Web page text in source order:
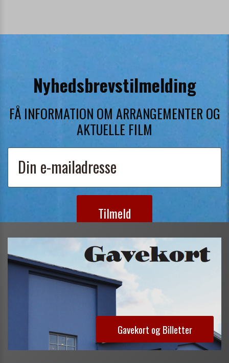
Nyhedsbrevstilmelding
FÅ INFORMATION OM ARRANGEMENTER OG
AKTUELLE FILM
Tilmeld
Gavekort og Billetter